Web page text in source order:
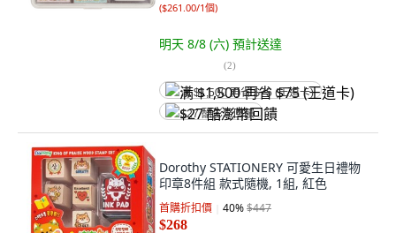
($261.00/1個)
明天 8/8 (六) 預計送達
(2)
满 $1,500 再省 $75 (王道卡)
$27 酷澎幣回饋
Dorothy STATIONERY 可愛生日禮物
印章8件組 款式隨機, 1組, 紅色
首購折扣價 40%$447
$268